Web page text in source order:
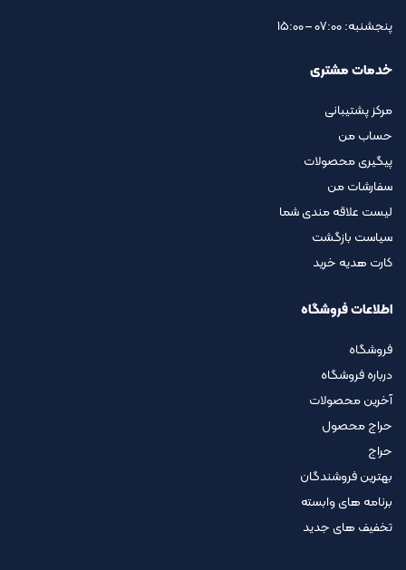
پنجشنبه: 07:00 – 15:00
خدمات مشتری
مرکز پشتیبانی
حساب من
پیگیری محصولات
سفارشات من
لیست علاقه مندی شما
سیاست بازگشت
کارت هدیه خرید
اطلاعات فروشگاه
فروشگاه
درباره فروشگاه
آخرین محصولات
حراج محصول
حراج
بهترین فروشندگان
برنامه های وابسته
تخفیف های جدید